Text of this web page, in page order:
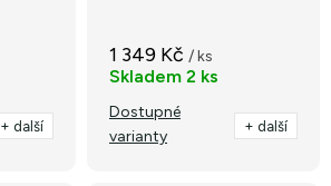
+ další
1 349 Kč / ks
Skladem 2 ks
Dostupné
varianty
+ další